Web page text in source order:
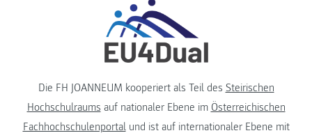
Die FH JOANNEUM kooperiert als Teil des Steirischen
Hochschulraums auf nationaler Ebene im Österreichischen
Fachhochschulenportalund ist auf internationaler Ebene mit